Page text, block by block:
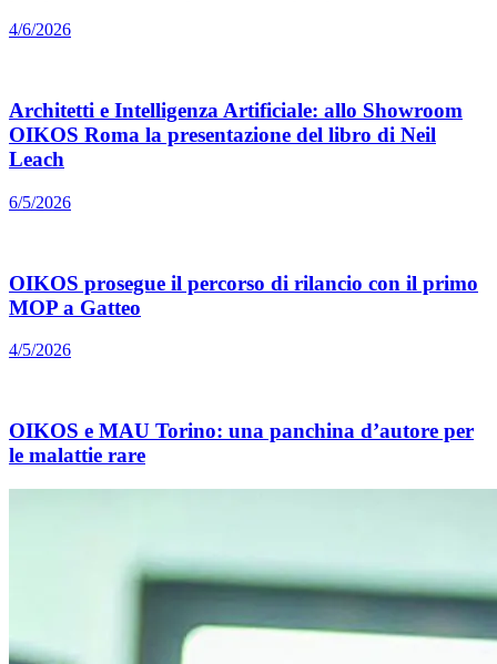
4/6/2026
Architetti e Intelligenza Artificiale: allo Showroom
OIKOS Roma la presentazione del libro di Neil
Leach
6/5/2026
OIKOS prosegue il percorso di rilancio con il primo
MOP a Gatteo
4/5/2026
OIKOS e MAU Torino: una panchina d’autore per
le malattie rare